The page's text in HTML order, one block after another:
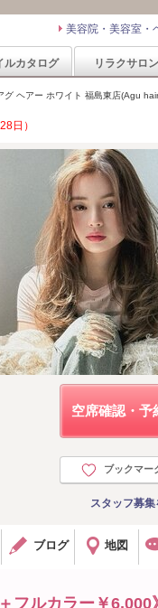
美容院・美容室・
ルカタログ リラクサロン
グ ヘアー ホワイト 福島東店(Agu
日）
空席確認・予
ブックマー
スタッフ募
ブログ 地図
フルカラー￥